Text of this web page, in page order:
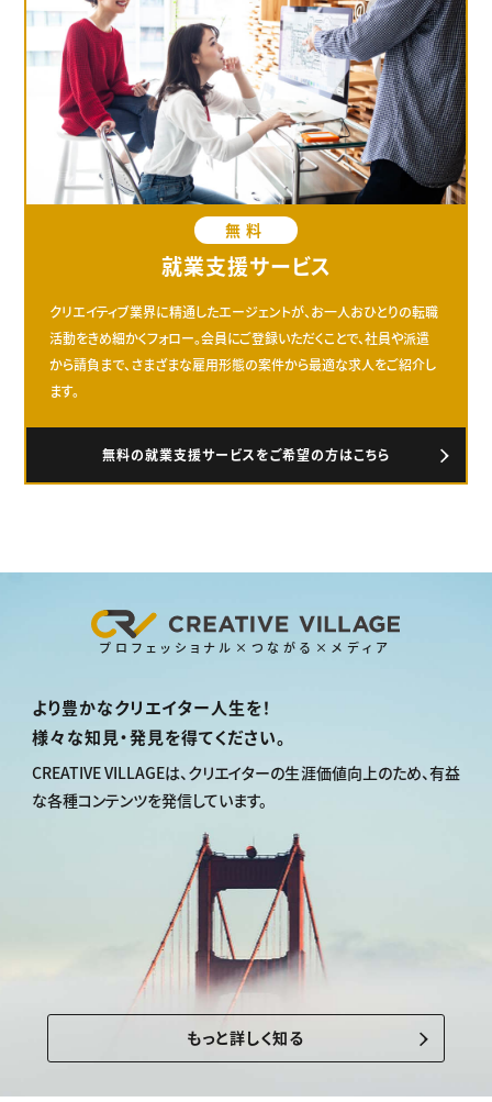
無料
就業支援サービス
クリエイティブ業界に精通したエージェントが、お一人おひとりの転職
活動をきめ細かくフォロー。会員にご登録いただくことで、社員や派遣
から請負まで、さまざまな雇用形態の案件から最適な求人をご紹介し
ます。
無料の就業支援サービスをご希望の方はこちら
プロフェッショナル×つながる×メディア
より豊かなクリエイター人生を！
様々な知見・発見を得てください。
CREATIVE VILLAGEは、クリエイターの生涯価値向上のため、有益
な各種コンテンツを発信しています。
もっと詳しく知る